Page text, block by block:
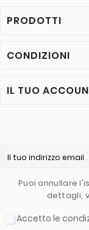
PRODOTTI
CONDIZIONI
IL TUO
Puoi annullare
dettagli,
Accetto le